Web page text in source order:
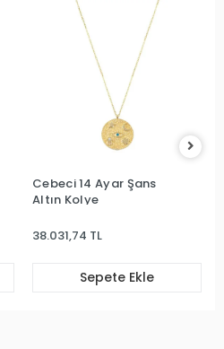
Cebeci 14 Ayar Şans
Altın Kolye
38.031,74 TL
Sepete Ekle